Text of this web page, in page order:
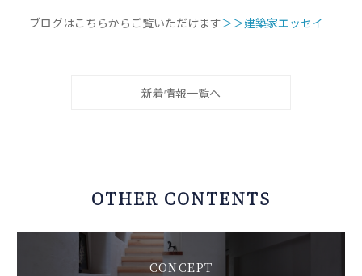
ブログはこちらからご覧いただけます＞＞建築家エッセイ
新着情報一覧へ
OTHER CONTENTS
CONCEPT